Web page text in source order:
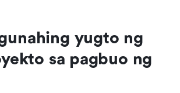
yugto ng
sa pagbuo ng